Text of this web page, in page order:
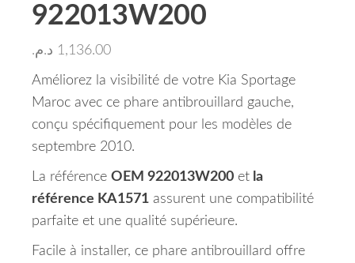
922013W200
1,136.00 د.م.
Améliorez la visibilité de votre Kia Sportage
Maroc avec ce phare antibrouillard gauche,
conçu spécifiquement pour les modèles de
septembre 2010.
La référence OEM 922013W200 et la
référence KA1571 assurent une compatibilité
parfaite et une qualité supérieure.
Facile à installer, ce phare antibrouillard offre